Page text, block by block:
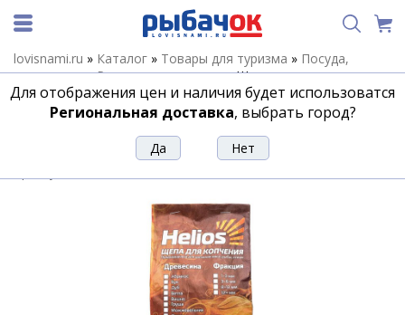
lovisnami.ru » Каталог » Товары для туризма » Посуда,
аксессуары»Решетки, коптильни»Щепа для копчения
(вишня) 2 л Helios
Щепа для копчения (вишня) 2 л
Для отображения цен и наличия будет использоватся
Региональная доставка, выбрать город?